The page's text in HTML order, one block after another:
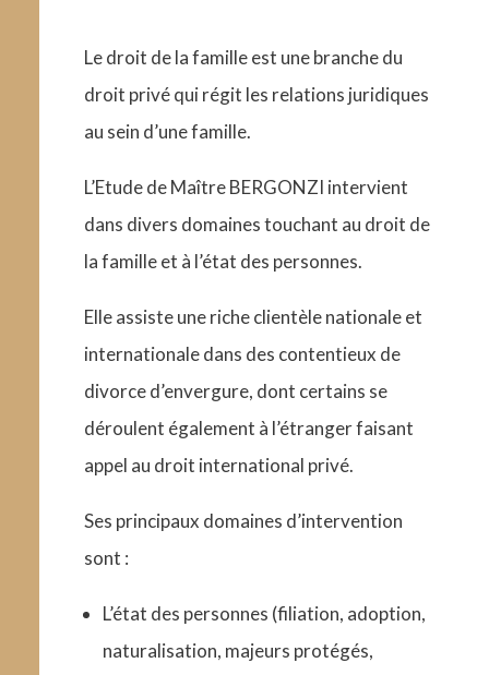
Le droit de la famille est une branche du
droit privé qui régit les relations juridiques
au sein d’une famille.
L’Etude de Maître BERGONZI intervient
dans divers domaines touchant au droit de
la famille et à l’état des personnes.
Elle assiste une riche clientèle nationale et
internationale dans des contentieux de
divorce d’envergure, dont certains se
déroulent également à l’étranger faisant
appel au droit international privé.
Ses principaux domaines d’intervention
sont :
L’état des personnes (filiation, adoption,
naturalisation, majeurs protégés,